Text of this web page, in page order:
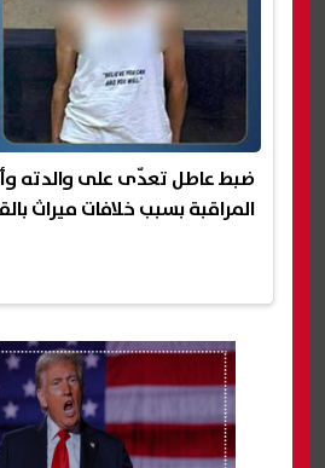
ضبط عاطل تعدّى على والدته
المراقبة بسبب خلافات ميراث